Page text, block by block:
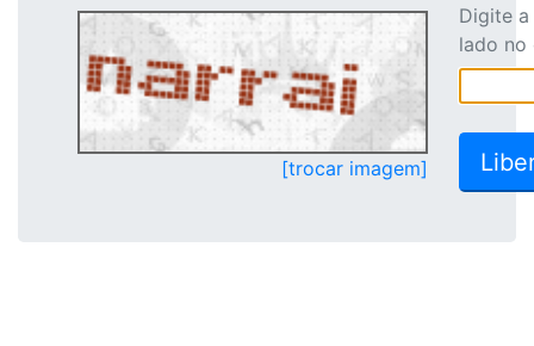
[trocar imagem]
Digite
lado no